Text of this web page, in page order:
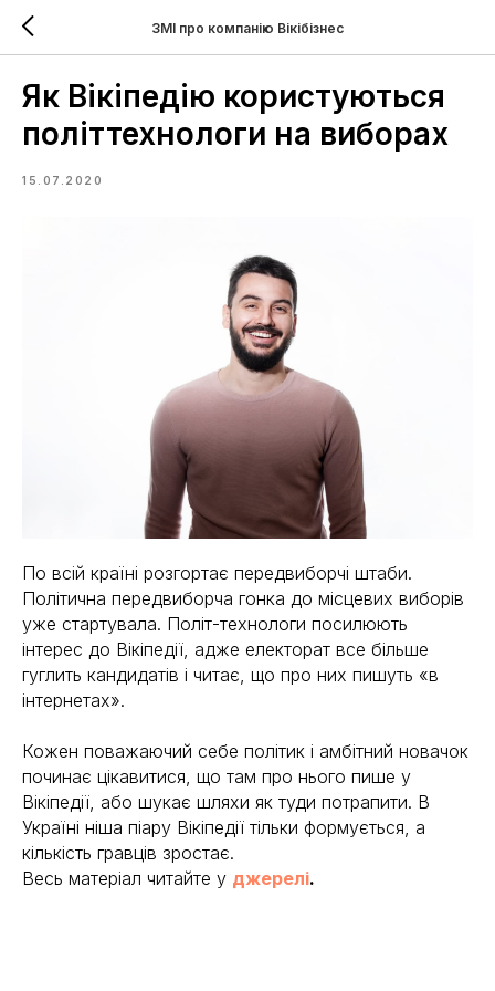
ЗМІ про компанію Вікібізнес
Як Вікіпедію користуються
політтехнологи на виборах
15.07.2020
По всій країні розгортає передвиборчі штаби.
Політична передвиборча гонка до місцевих виборів
уже стартувала. Політ-технологи посилюють
інтерес до Вікіпедії, адже електорат все більше
гуглить кандидатів і читає, що про них пишуть «в
інтернетах».
Кожен поважаючий себе політик і амбітний новачок
починає цікавитися, що там про нього пише у
Вікіпедії, або шукає шляхи як туди потрапити. В
Україні ніша піару Вікіпедії тільки формується, а
кількість гравців зростає.
Весь матеріал читайте у джерелі.